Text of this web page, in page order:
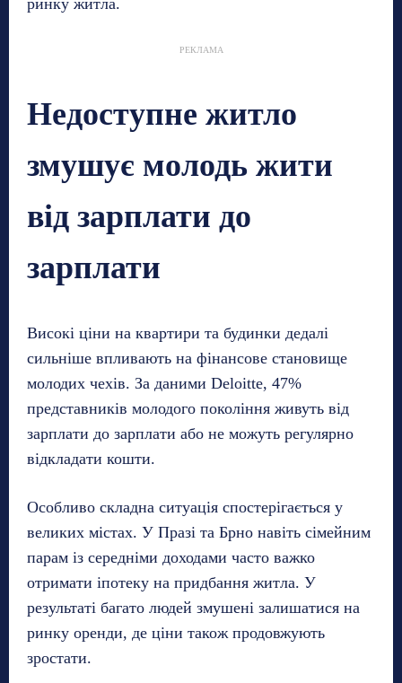
ринку житла.
РЕКЛАМА
Недоступне житло
змушує молодь жити
від зарплати до
зарплати
Високі ціни на квартири та будинки дедалі
сильніше впливають на фінансове становище
молодих чехів. За даними Deloitte, 47%
представників молодого покоління живуть від
зарплати до зарплати або не можуть регулярно
відкладати кошти.
Особливо складна ситуація спостерігається у
великих містах. У Празі та Брно навіть сімейним
парам із середніми доходами часто важко
отримати іпотеку на придбання житла. У
результаті багато людей змушені залишатися на
ринку оренди, де ціни також продовжують
зростати.